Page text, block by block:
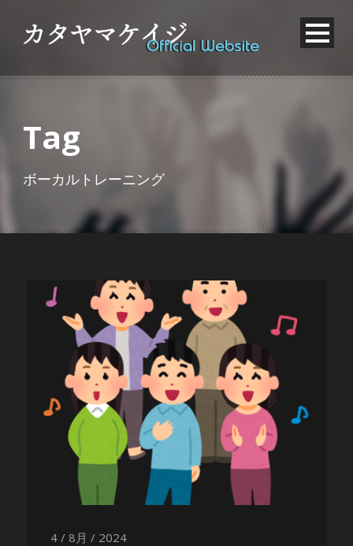
Tag
ボーカルトレーニング
4 / 8月 / 2024